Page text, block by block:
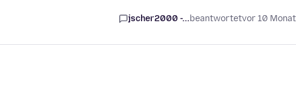
jscher2000 -...beantwortetvor 10